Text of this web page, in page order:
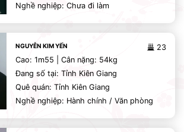
Nghề nghiệp: Chưa đi làm
23
NGUYỄN KIM YẾN
Cao: 1m55 | Cân nặng: 54kg
Đang số tại: Tỉnh Kiên Giang
Quê quán: Tỉnh Kiên Giang
Nghề nghiệp: Hành chính / Văn phòng